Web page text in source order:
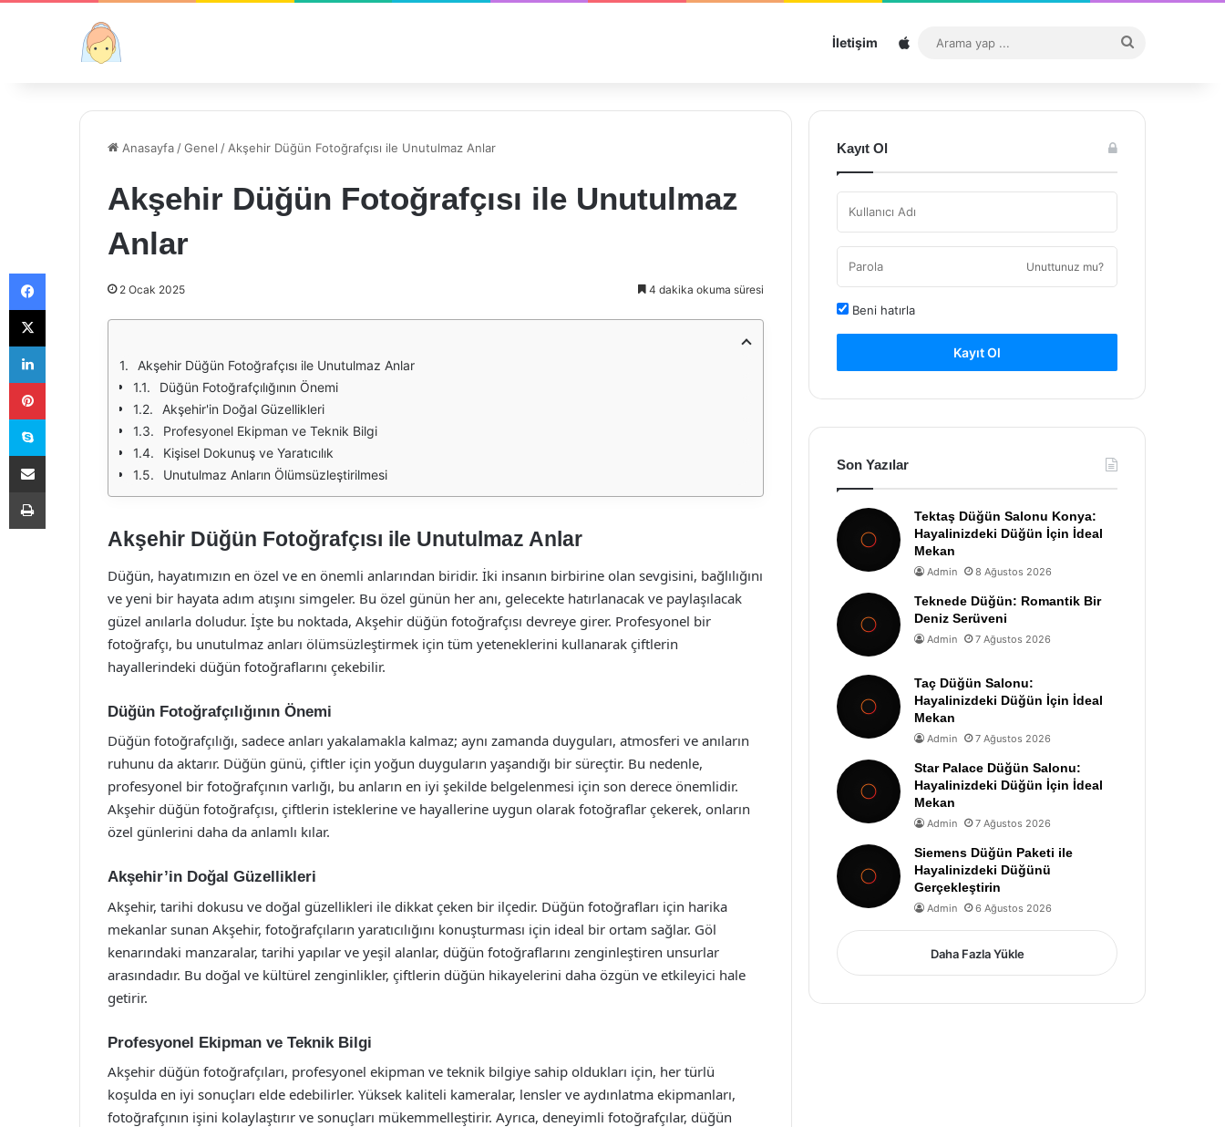
İletişim Sitemap
...
Anasayfa /Genel / Akşehir Düğün Fotoğrafçısı ile Unutulmaz Anlar
Akşehir Düğün Fotoğrafçısı ile Unutulmaz
Anlar
2 Ocak 2025 4 dakika okuma süresi
Akşehir Düğün Fotoğrafçısı ile Unutulmaz Anlar
Düğün Fotoğrafçılığının Önemi
Akşehir'in Doğal Güzellikleri
Profesyonel Ekipman ve Teknik Bilgi
Kişisel Dokunuş ve Yaratıcılık
Unutulmaz Anların Ölümsüzleştirilmesi
Akşehir Düğün Fotoğrafçısı ile Unutulmaz Anlar
Düğün, hayatımızın en özel ve en önemli anlarından biridir. İki insanın birbirine olan sevgisini, bağlılığını
ve yeni bir hayata adım atışını simgeler. Bu özel günün her anı, gelecekte hatırlanacak ve paylaşılacak
güzel anılarla doludur. İşte bu noktada, Akşehir düğün fotoğrafçısı devreye girer. Profesyonel bir
fotoğrafçı, bu unutulmaz anları ölümsüzleştirmek için tüm yeteneklerini kullanarak çiftlerin
hayallerindeki düğün fotoğraflarını çekebilir.
Düğün Fotoğrafçılığının Önemi
Düğün fotoğrafçılığı, sadece anları yakalamakla kalmaz; aynı zamanda duyguları, atmosferi ve anıların
ruhunu da aktarır. Düğün günü, çiftler için yoğun duyguların yaşandığı bir süreçtir. Bu nedenle,
profesyonel bir fotoğrafçının varlığı, bu anların en iyi şekilde belgelenmesi için son derece önemlidir.
Akşehir düğün fotoğrafçısı, çiftlerin isteklerine ve hayallerine uygun olarak fotoğraflar çekerek, onların
özel günlerini daha da anlamlı kılar.
Akşehir’in Doğal Güzellikleri
Akşehir, tarihi dokusu ve doğal güzellikleri ile dikkat çeken bir ilçedir. Düğün fotoğrafları için harika
mekanlar sunan Akşehir, fotoğrafçıların yaratıcılığını konuşturması için ideal bir ortam sağlar. Göl
kenarındaki manzaralar, tarihi yapılar ve yeşil alanlar, düğün fotoğraflarını zenginleştiren unsurlar
arasındadır. Bu doğal ve kültürel zenginlikler, çiftlerin düğün hikayelerini daha özgün ve etkileyici hale
getirir.
Profesyonel Ekipman ve Teknik Bilgi
Akşehir düğün fotoğrafçıları, profesyonel ekipman ve teknik bilgiye sahip oldukları için, her türlü
koşulda en iyi sonuçları elde edebilirler. Yüksek kaliteli kameralar, lensler ve aydınlatma ekipmanları,
fotoğrafçının işini kolaylaştırır ve sonuçları mükemmelleştirir. Ayrıca, deneyimli fotoğrafçılar, düğün
Kayıt Ol
Unuttunuz mu?
Beni hatırla
Kayıt Ol
Son Yazılar
Tektaş Düğün Salonu Konya:
Hayalinizdeki Düğün İçin İdeal
Mekan
Admin 8 Ağustos 2026
Teknede Düğün: Romantik Bir
Deniz Serüveni
Admin 7 Ağustos 2026
Taç Düğün Salonu:
Hayalinizdeki Düğün İçin İdeal
Mekan
Admin 7 Ağustos 2026
Star Palace Düğün Salonu:
Hayalinizdeki Düğün İçin İdeal
Mekan
Admin 7 Ağustos 2026
Siemens Düğün Paketi ile
Hayalinizdeki Düğünü
Gerçekleştirin
Admin 6 Ağustos 2026
Daha Fazla Yükle
Facebook
X
LinkedIn
Pinterest
Skype
E-Posta ile paylaş